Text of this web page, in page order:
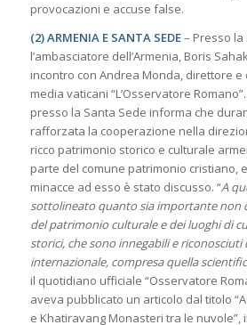
provocazioni e accuse false.
(2) ARMENIA E SANTA SEDE– Presso la
l’ambasciatore dell’Armenia, Boris
incontro con Andrea Monda, direttore
media vaticani “L’Osservatore
presso la Santa Sede informa che
rafforzata la cooperazione nella
ricco patrimonio storico e culturale
parte del comune patrimonio cristiano,
minacce ad esso è stato discusso. “A
sottolineato quanto sia importante non
del patrimonio culturale e dei luoghi di
storici, che sono innegabili e riconosciuti
internazionale, compresa quella
il quotidiano ufficiale “Osservatore
aveva pubblicato un articolo dal titolo
e Khatiravang Monasteri tra le nuvole”,